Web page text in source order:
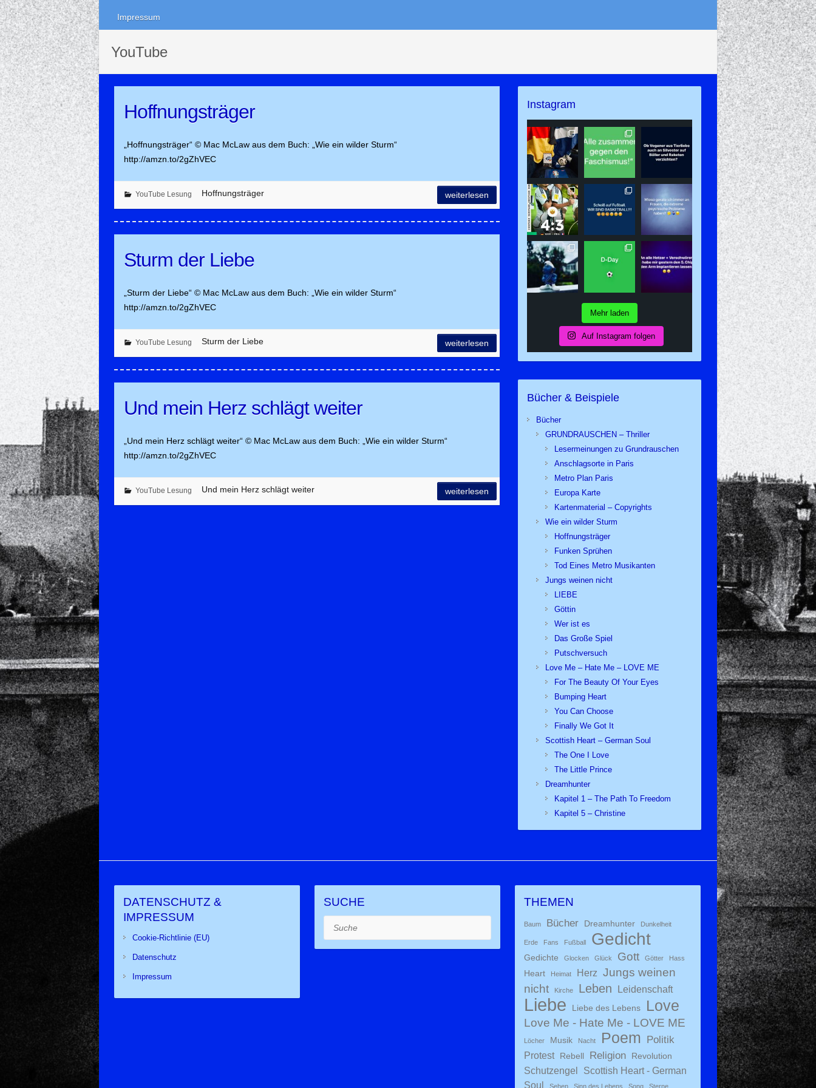
Impressum
YouTube
Hoffnungsträger
„Hoffnungsträger“ © Mac McLaw aus dem Buch: „Wie ein wilder Sturm“
http://amzn.to/2gZhVEC
YouTube Lesung Hoffnungsträger weiterlesen
Sturm der Liebe
„Sturm der Liebe“ © Mac McLaw aus dem Buch: „Wie ein wilder Sturm“
http://amzn.to/2gZhVEC
YouTube Lesung Sturm der Liebe weiterlesen
Und mein Herz schlägt weiter
„Und mein Herz schlägt weiter“ © Mac McLaw aus dem Buch: „Wie ein wilder Sturm“
http://amzn.to/2gZhVEC
YouTube Lesung Und mein Herz schlägt weiter weiterlesen
Instagram
Mehr laden
Auf Instagram folgen
Bücher & Beispiele
Bücher
GRUNDRAUSCHEN – Thriller
Lesermeinungen zu Grundrauschen
Anschlagsorte in Paris
Metro Plan Paris
Europa Karte
Kartenmaterial – Copyrights
Wie ein wilder Sturm
Hoffnungsträger
Funken Sprühen
Tod Eines Metro Musikanten
Jungs weinen nicht
LIEBE
Göttin
Wer ist es
Das Große Spiel
Putschversuch
Love Me – Hate Me – LOVE ME
For The Beauty Of Your Eyes
Bumping Heart
You Can Choose
Finally We Got It
Scottish Heart – German Soul
The One I Love
The Little Prince
Dreamhunter
Kapitel 1 – The Path To Freedom
Kapitel 5 – Christine
DATENSCHUTZ &
IMPRESSUM
Cookie-Richtlinie (EU)
Datenschutz
Impressum
SUCHE
Suche
THEMEN
Baum Bücher Dreamhunter Dunkelheit
Erde Fans Fußball Gedicht
Gedichte Glocken Glück Gott Götter Hass
Heart Heimat Herz Jungs weinen
nicht
Kirche Leben Leidenschaft
Liebe Liebe des Lebens Love
Love Me - Hate Me - LOVE ME
Löcher Musik Nacht Poem Politik
Protest Rebell Religion Revolution
Schutzengel
Scottish Heart - German
Soul
Sehen Sinn des Lebens Song Sterne